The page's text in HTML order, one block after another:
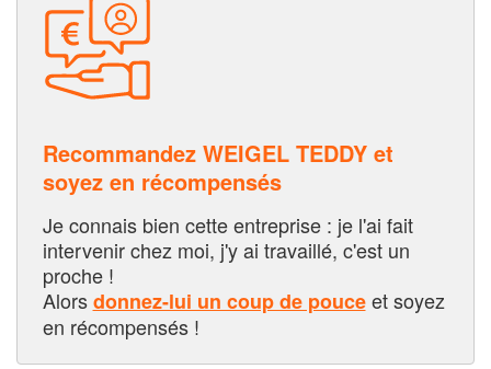
Recommandez WEIGEL TEDDY et
soyez en récompensés
Je connais bien cette entreprise : je l'ai fait
intervenir chez moi, j'y ai travaillé, c'est un
proche !
Alorsdonnez-lui un coup de pouceet soyez
en récompensés !